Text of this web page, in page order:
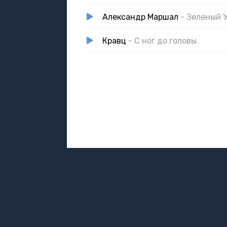
Александр Маршал - Зеленый
Кравц - С ног до головы